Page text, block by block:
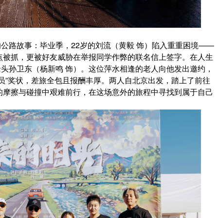
路故事：毕业季，22岁的刘流（黄毅 饰）陷入重重困境——
抓，更被好友威胁在举报同学作弊的联名信上签字。在人生
孙卫东（杨新鸣 饰）。这位萍水相逢的老人向他发出邀约，
奖状，差旅全包且报酬丰厚。两人自北京出发，踏上了前往
擦与碰撞中艰难前行，在这场意外的旅程中寻找到属于自己